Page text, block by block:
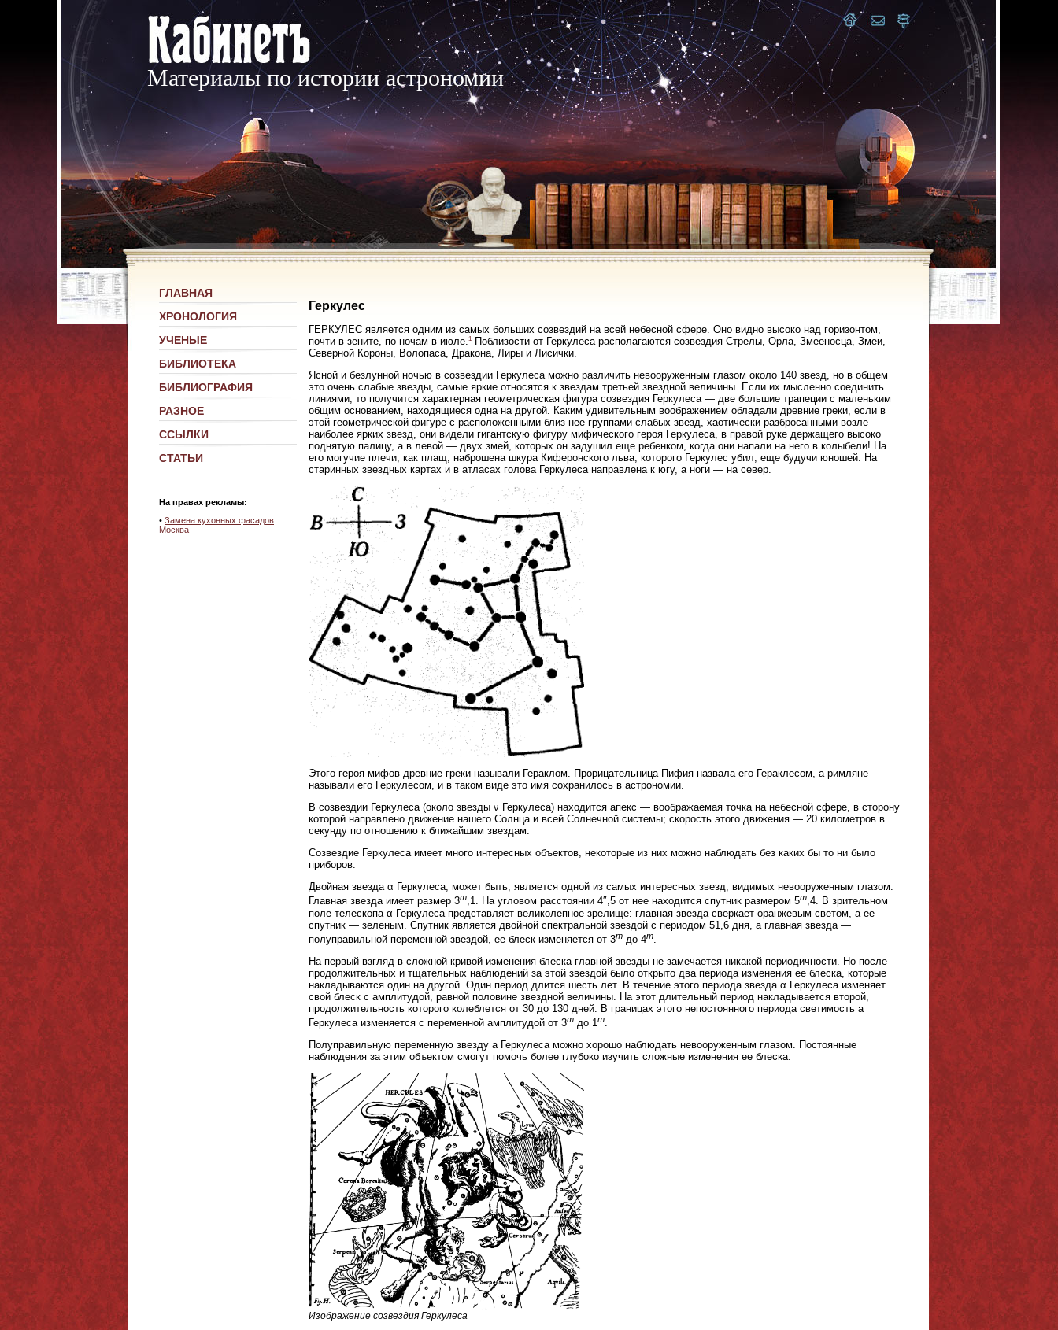
Материалы по истории астрономии
ГЛАВНАЯ
ХРОНОЛОГИЯ
УЧЕНЫЕ
БИБЛИОТЕКА
БИБЛИОГРАФИЯ
РАЗНОЕ
ССЫЛКИ
СТАТЬИ
На правах рекламы:
• Замена кухонных фасадов
Москва
Геркулес
ГЕРКУЛЕС является одним из самых больших созвездий на всей небесной сфере. Оно видно высоко над горизонтом,
почти в зените, по ночам в июле.1
Поблизости от Геркулеса располагаются созвездия Стрелы, Орла, Змееносца, Змеи,
Северной Короны, Волопаса, Дракона, Лиры и Лисички.
Ясной и безлунной ночью в созвездии Геркулеса можно различить невооруженным глазом около 140 звезд, но в общем
это очень слабые звезды, самые яркие относятся к звездам третьей звездной величины. Если их мысленно соединить
линиями, то получится характерная геометрическая фигура созвездия Геркулеса — две большие трапеции с маленьким
общим основанием, находящиеся одна на другой. Каким удивительным воображением обладали древние греки, если в
этой геометрической фигуре с расположенными близ нее группами слабых звезд, хаотически разбросанными возле
наиболее ярких звезд, они видели гигантскую фигуру мифического героя Геркулеса, в правой руке держащего высоко
поднятую палицу, а в левой — двух змей, которых он задушил еще ребенком, когда они напали на него в колыбели! На
его могучие плечи, как плащ, наброшена шкура Киферонского льва, которого Геркулес убил, еще будучи юношей. На
старинных звездных картах и в атласах голова Геркулеса направлена к югу, а ноги — на север.
Этого героя мифов древние греки называли Гераклом. Прорицательница Пифия назвала его Гераклесом, а римляне
называли его Геркулесом, и в таком виде это имя сохранилось в астрономии.
В созвездии Геркулеса (около звезды ν Геркулеса) находится апекс — воображаемая точка на небесной сфере, в сторону
которой направлено движение нашего Солнца и всей Солнечной системы; скорость этого движения — 20 километров в
секунду по отношению к ближайшим звездам.
Созвездие Геркулеса имеет много интересных объектов, некоторые из них можно наблюдать без каких бы то ни было
приборов.
Двойная звезда α Геркулеса, может быть, является одной из самых интересных звезд, видимых невооруженным глазом.
Главная звезда имеет размер 3m,1. На угловом расстоянии 4″,5 от нее находится спутник размером 5m,4. В зрительном
поле телескопа α Геркулеса представляет великолепное зрелище: главная звезда сверкает оранжевым светом, а ее
спутник — зеленым. Спутник является двойной спектральной звездой с периодом 51,6 дня, а главная звезда —
полуправильной переменной звездой, ее блеск изменяется от 3m до 4m
На первый взгляд в сложной кривой изменения блеска главной звезды не замечается никакой периодичности. Но после
продолжительных и тщательных наблюдений за этой звездой было открыто два периода изменения ее блеска, которые
накладываются один на другой. Один период длится шесть лет. В течение этого периода звезда α Геркулеса изменяет
свой блеск с амплитудой, равной половине звездной величины. На этот длительный период накладывается второй,
продолжительность которого колеблется от 30 до 130 дней. В границах этого непостоянного периода светимость а
Геркулеса изменяется с переменной амплитудой от 3m до 1m.
Полуправильную переменную звезду а Геркулеса можно хорошо наблюдать невооруженным глазом. Постоянные
наблюдения за этим объектом смогут помочь более глубоко изучить сложные изменения ее блеска.
Изображение созвездия Геркулеса